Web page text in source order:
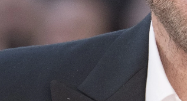
John Travolta
ha recibido el
compañía, la de sus dos hijos.
Desde que en 2020 la familia